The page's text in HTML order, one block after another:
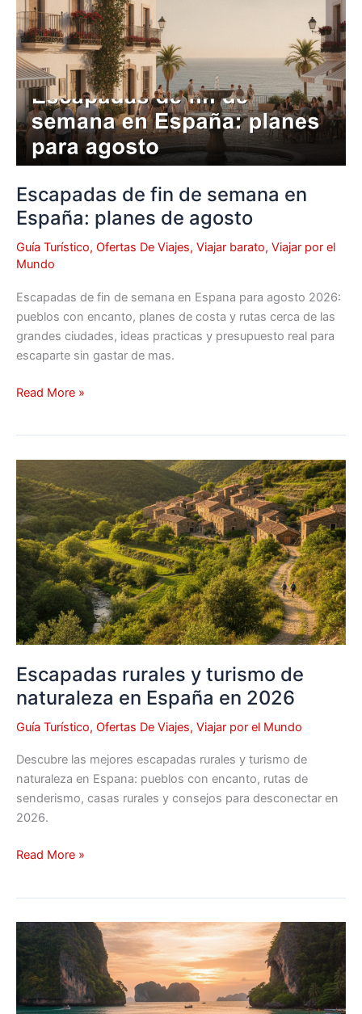
Escapadas de fin de semana en
España: planes de agosto
Guía Turístico, Ofertas De Viajes, Viajar barato, Viajar por el
Mundo
Escapadas de fin de semana en Espana para agosto 2026:
pueblos con encanto, planes de costa y rutas cerca de las
grandes ciudades, ideas practicas y presupuesto real para
escaparte sin gastar de mas.
de
fin
de
semana
en
España:
planes
de
agosto
Read More »
Escapadas rurales y turismo de
naturaleza en España en 2026
Guía Turístico, Ofertas De Viajes, Viajar por el Mundo
Descubre las mejores escapadas rurales y turismo de
naturaleza en Espana: pueblos con encanto, rutas de
senderismo, casas rurales y consejos para desconectar en
2026.
Escapadas
rurales
y
turismo
de
naturaleza
en
España
en
2026
Read More »
Destinos
exóticos
de
larga
distancia